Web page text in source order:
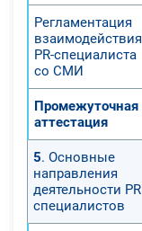
Регламентация
взаимодействия
PR-специалиста
со СМИ
Промежуточная
аттестация
5. Основные
направления
деятельности PR
специалистов